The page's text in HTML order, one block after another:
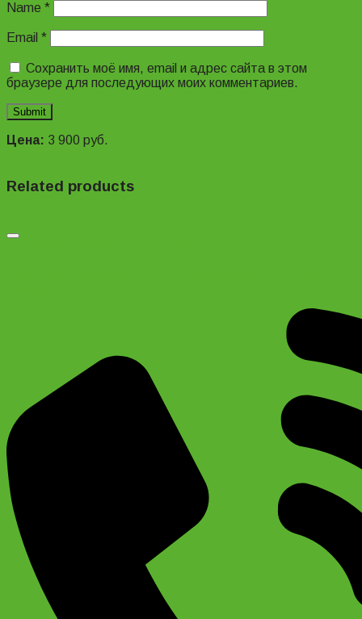
Name *
Email *
Сохранить моё имя, email и адрес сайта в этом
браузере для последующих моих комментариев.
Цена: 3 900 руб.
Related products